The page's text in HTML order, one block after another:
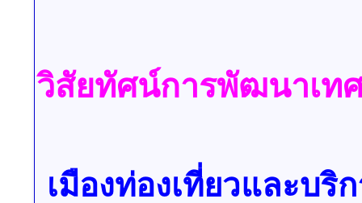
วิสัยทัศน์การพัฒนาเท
เมืองท่องเที่ยวและบริ